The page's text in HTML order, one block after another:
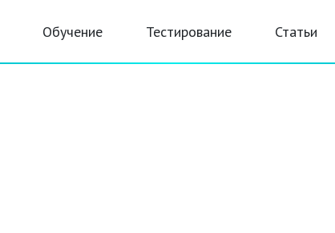
Обучение Тестирование Статьи